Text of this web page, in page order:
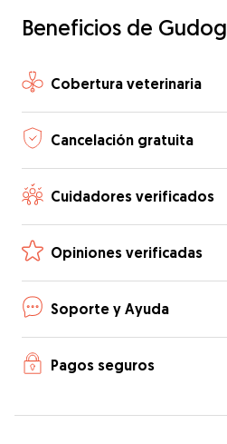
Beneficios de Gudog
Cobertura veterinaria
Cancelación gratuita
Cuidadores verificados
Opiniones verificadas
Soporte y Ayuda
Pagos seguros